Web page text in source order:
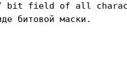
field of all
битовой маски.